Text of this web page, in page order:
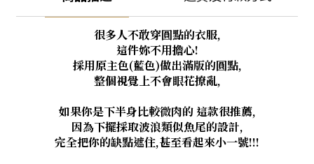
很多人不敢穿圓點的衣服,
這件妳不用擔心!
採用原主色(藍色)做出滿版的圓點,
整個視覺上不會眼花撩亂,
如果你是下半身比較微肉的 這款很推薦,
因為下擺採取波浪類似魚尾的設計,
完全把你的缺點遮住,甚至看起來小一號!!!